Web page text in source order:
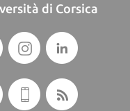
di Corsica